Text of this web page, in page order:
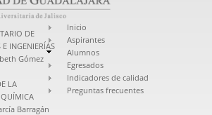
DE
E INGENIERÍAS
Gómez
LA
QUÍMICA
Barragán
Inicio
Aspirantes
Alumnos
Egresados
Indicadores de calidad
Preguntas frecuentes